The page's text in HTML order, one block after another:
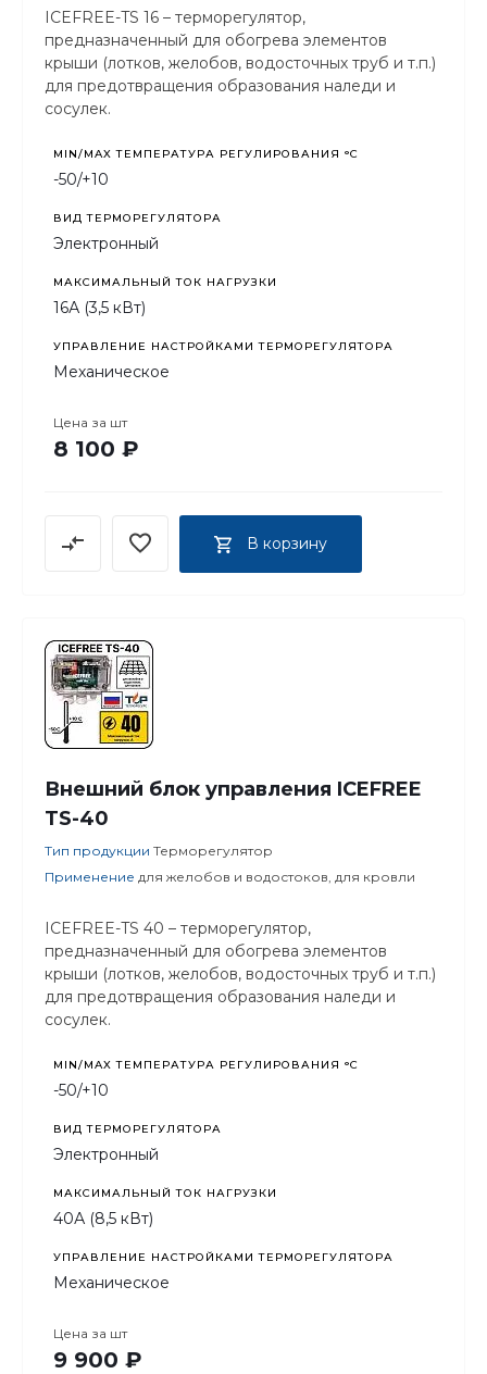
ICEFREE-TS 16 – терморегулятор,
предназначенный для обогрева элементов
крыши (лотков, желобов, водосточных труб и т.п.)
для предотвращения образования наледи и
сосулек.
MIN/MAX ТЕМПЕРАТУРА РЕГУЛИРОВАНИЯ °С
-50/+10
ВИД ТЕРМОРЕГУЛЯТОРА
Электронный
МАКСИМАЛЬНЫЙ ТОК НАГРУЗКИ
16А (3,5 кВт)
УПРАВЛЕНИЕ НАСТРОЙКАМИ ТЕРМОРЕГУЛЯТОРА
Механическое
Цена за шт
8 100 ₽
В корзину
Внешний блок управления ICEFREE
TS-40
Тип продукции Терморегулятор
Применение для желобов и водостоков, для кровли
ICEFREE-TS 40 – терморегулятор,
предназначенный для обогрева элементов
крыши (лотков, желобов, водосточных труб и т.п.)
для предотвращения образования наледи и
сосулек.
MIN/MAX ТЕМПЕРАТУРА РЕГУЛИРОВАНИЯ °С
-50/+10
ВИД ТЕРМОРЕГУЛЯТОРА
Электронный
МАКСИМАЛЬНЫЙ ТОК НАГРУЗКИ
40А (8,5 кВт)
УПРАВЛЕНИЕ НАСТРОЙКАМИ ТЕРМОРЕГУЛЯТОРА
Механическое
Цена за шт
9 900 ₽